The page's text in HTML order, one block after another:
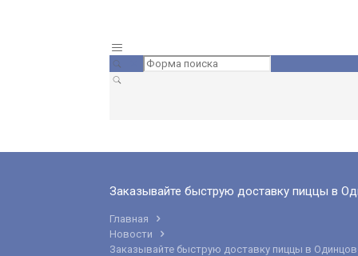
Заказывайте быструю доставку пиццы в
Главная
Новости
Заказывайте быструю доставку пиццы в